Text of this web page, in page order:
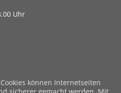
Uhr
können Internetseiten